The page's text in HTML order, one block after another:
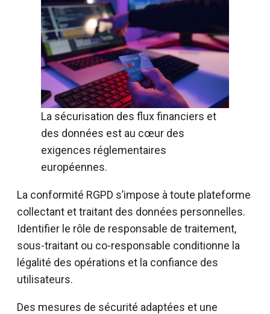
La sécurisation des flux financiers et
des données est au cœur des
exigences réglementaires
européennes.
La conformité RGPD s’impose à toute plateforme
collectant et traitant des données personnelles.
Identifier le rôle de responsable de traitement,
sous-traitant ou co-responsable conditionne la
légalité des opérations et la confiance des
utilisateurs.
Des mesures de sécurité adaptées et une